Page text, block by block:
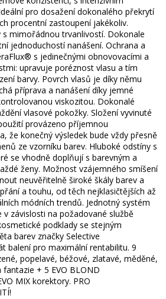
pro dosažení dokonalého překrytí
procentní zastoupení jakékoliv.
s mimořádnou trvanlivostí. Dokonale
jednoduchostí nanášení. Ochrana a
s jedinečnými obnovovacími a
upravuje poréznost vlasu a tím
barvy. Povrch vlasů je díky němu
příprava a nanášení díky jemné
viskozitou. Dokonalé
vlasové pokožky. Složení vyvinuté
provázeno příjemnou
že konečný výsledek bude vždy přesně
ze vzorníku barev. Hluboké odstíny s
se vhodně doplňují s barevným a
ženy. Možnost vzájemného smíšení
neuvěřitelně široké škály barev a
a touhu, od těch nejklasičtějších až
módních trendů. Jednotný systém
závislosti na požadované službě
podklady se stejným
barev značky Selective
balení pro maximální rentabilitu. 9
popelavé, béžové, zlatavé, měděné,
+ 5 EVO BLOND
MIX korektory. PRO